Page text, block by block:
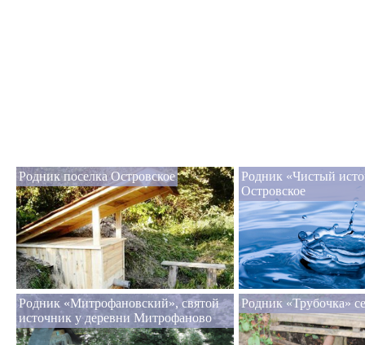
Родник поселка Островское
Родник «Чистый
Островское
Родник «Митрофановский», святой
источник у деревни Митрофаново
Родник «Трубочка»